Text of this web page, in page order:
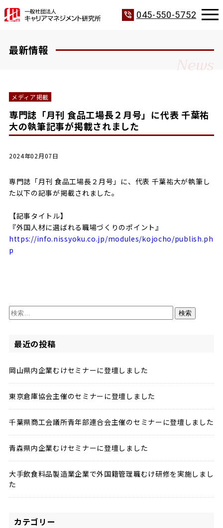
phone_in_talk 045-550-5752
最新情報
News
メディア掲載
専門誌「月刊 食品工場長２月号」に代表 千葉祐
大の執筆記事が掲載されました
2024年02月07日
専門誌「月刊 食品工場長２月号」に、代表 千葉祐大が執筆し
た以下の記事が掲載されました。
【記事タイトル】
『外国人材に選ばれる職場づくりのポイント』
https://info.nissyoku.co.jp/modules/kojocho/publish.ph
p
検
索:
最近の投稿
岡山県内企業むけセミナーに登壇しました
東京倉庫協会主催のセミナーに登壇しました
千葉県商工会議所青年部連合会主催のセミナーに登壇しました
青森県内企業むけセミナーに登壇しました
大手飲食料品製造業企業で外国籍管理職むけ研修を実施しまし
た
カテゴリー